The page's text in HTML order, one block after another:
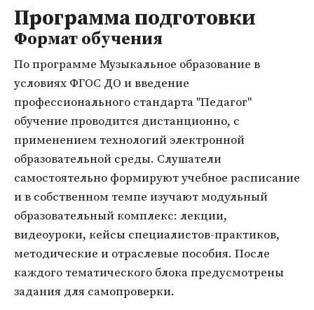
Программа подготовки
Формат обучения
По программе Музыкальное образование в
условиях ФГОС ДО и введение
профессионального стандарта "Педагог"
обучение проводится дистанционно, с
применением технологий электронной
образовательной среды. Слушатели
самостоятельно формируют учебное расписание
и в собственном темпе изучают модульный
образовательный комплекс: лекции,
видеоуроки, кейсы специалистов-практиков,
методические и отраслевые пособия. После
каждого тематического блока предусмотрены
задания для самопроверки.